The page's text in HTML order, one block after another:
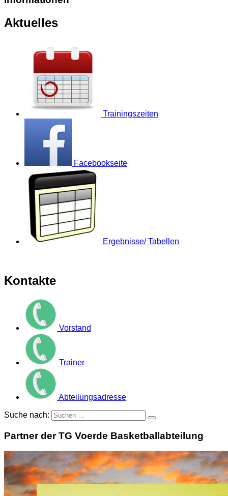
Aktuelles
Trainingszeiten
Facebookseite
Ergebnisse/ Tabellen
Kontakte
Vorstand
Trainer
Abteilungsadresse
Suche nach:
Partner der TG Voerde Basketballabteilung